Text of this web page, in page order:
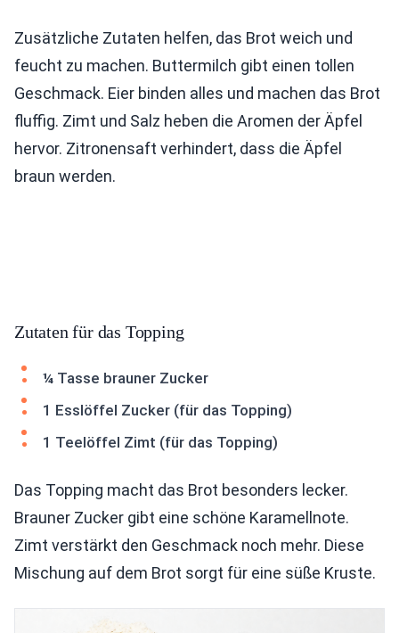
Zusätzliche Zutaten helfen, das Brot weich und
feucht zu machen. Buttermilch gibt einen tollen
Geschmack. Eier binden alles und machen das Brot
fluffig. Zimt und Salz heben die Aromen der Äpfel
hervor. Zitronensaft verhindert, dass die Äpfel
braun werden.
Zutaten für das Topping
¼ Tasse brauner Zucker
1 Esslöffel Zucker (für das Topping)
1 Teelöffel Zimt (für das Topping)
Das Topping macht das Brot besonders lecker.
Brauner Zucker gibt eine schöne Karamellnote.
Zimt verstärkt den Geschmack noch mehr. Diese
Mischung auf dem Brot sorgt für eine süße Kruste.